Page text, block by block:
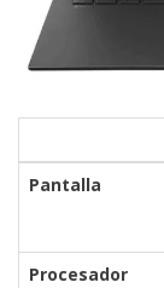
Pantalla
Procesador